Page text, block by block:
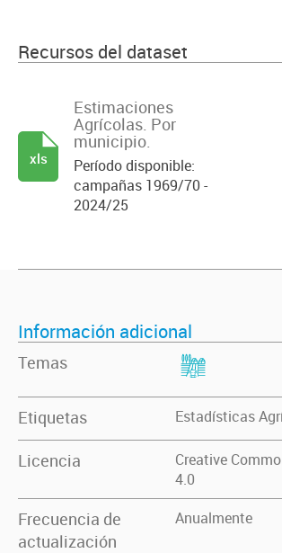
Recursos del dataset
Estimaciones
Agrícolas. Por
municipio.
Período disponible:
campañas 1969/70 -
2024/25
xls
Información adicional
Temas
Etiquetas Estadísticas
Licencia
Creative
4.0
Frecuencia de
actualización
Anualmente